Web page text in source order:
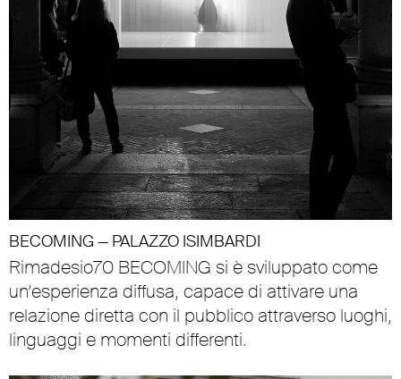
BECOMING — PALAZZO ISIMBARDI
Rimadesio70 BECOMING si è sviluppato come
un’esperienza diffusa, capace di attivare una
relazione diretta con il pubblico attraverso luoghi,
linguaggi e momenti differenti.